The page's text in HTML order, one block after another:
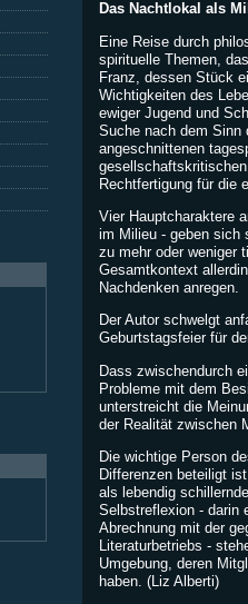
Das Nachtlokal als
Eine Reise durch
spirituelle Themen,
Franz, dessen Stück
Wichtigkeiten des
ewiger Jugend und
Suche nach dem Sinn
angeschnittenen
Rechtfertigung für die
Vier Hauptcharaktere
im Milieu - geben sich
zu mehr oder weniger
Gesamtkontext
Nachdenken anregen.
Der Autor schwelgt
Geburtstagsfeier für
Dass zwischendurch
Probleme mit dem
unterstreicht die
der Realität zwischen
Die wichtige Person
Differenzen beteiligt
als lebendig
Selbstreflexion - darin
Abrechnung mit der
Literaturbetriebs -
Umgebung, deren
haben. (Liz Alberti)